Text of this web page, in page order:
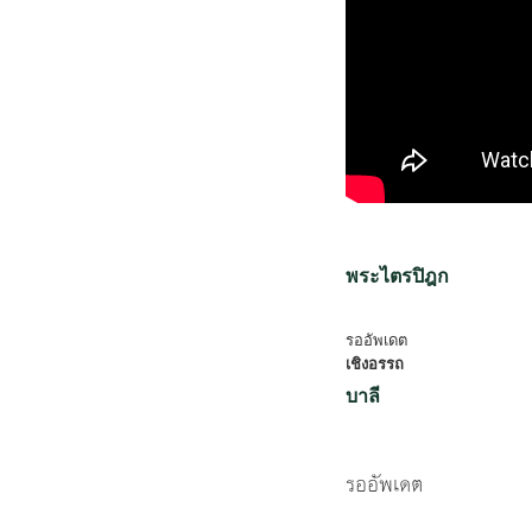
พระไตรปิฎก
รออัพเดต
เชิงอรรถ
บาลี
รออัพเดต